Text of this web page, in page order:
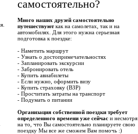
самостоятельно?
Много наших друзей самостоятельно
путешествуюткак на самолетах, так и на
автомобилях. Для этого нужна серьезная
подготовка к поездке:
- Наметить маршрут
- Узнать о достопримечательностях
- Запланировать экскурсии
- Забронировать отель
- Купить авиабилеты
- Если нужно, оформить визу
- Купить страховку (ВЗР)
- Просчитать затраты на транспорт
- Подумать о питании
Организация собственной поездки требует
определенного времени уже сейчас и несмотря
на то, что Вы самостоятельно планируете свою
поездку Мы все же сможем Вам помочь :)